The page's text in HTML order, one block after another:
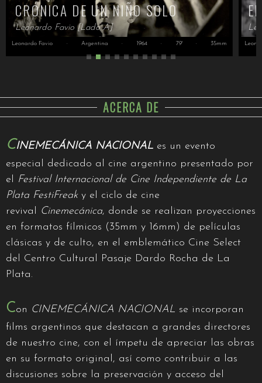
CRÓNICA DE UN NIÑO SOLO
Leonardo Favio [Lado A]
Leonardo Favio · Argentina · 1964 · 79' · 35mm
ACERCA DE
CINEMECÁNICA NACIONAL es un evento
especial dedicado al cine argentino presentado por
el Festival Internacional de Cine Independiente de La
Plata FestiFreaky el ciclo de cine
revival Cinemecánica, donde se realizan proyecciones
en formatos fílmicos (35mm y 16mm) de películas
clásicas y de culto, en el emblemático Cine Select
del Centro Cultural Pasaje Dardo Rocha de La
Plata.
Con CINEMECÁNICA NACIONAL se incorporan
films argentinos que destacan a grandes directores
de nuestro cine, con el ímpetu de apreciar las obras
en su formato original, así como contribuir a las
discusiones sobre la preservación y acceso del